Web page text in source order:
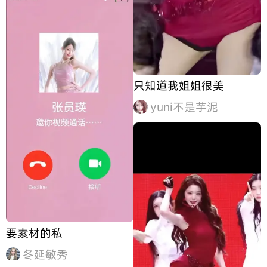
要素材的私
冬延敏秀
只知道我姐姐很美
yuni不是芋泥